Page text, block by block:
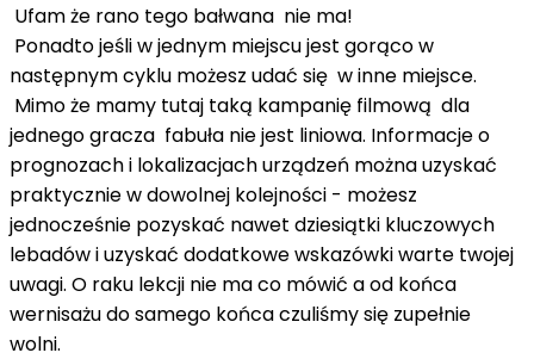
Ufam że rano tego bałwana nie ma!
Ponadto jeśli w jednym miejscu jest gorąco w
następnym cyklu możesz udać się w inne miejsce.
Mimo że mamy tutaj taką kampanię filmową dla
jednego gracza fabuła nie jest liniowa. Informacje o
prognozach i lokalizacjach urządzeń można uzyskać
praktycznie w dowolnej kolejności - możesz
jednocześnie pozyskać nawet dziesiątki kluczowych
lebadów i uzyskać dodatkowe wskazówki warte twojej
uwagi. O raku lekcji nie ma co mówić a od końca
wernisażu do samego końca czuliśmy się zupełnie
wolni.